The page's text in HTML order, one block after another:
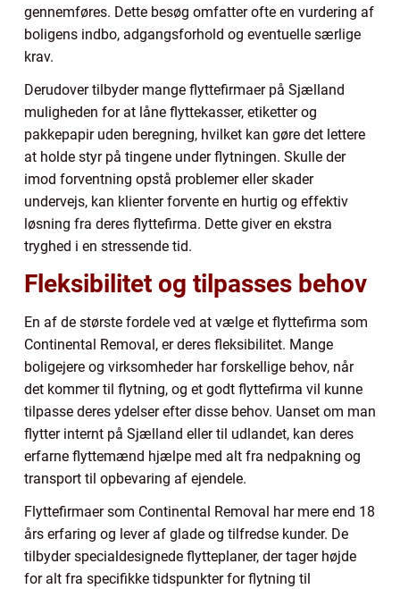
gennemføres. Dette besøg omfatter ofte en vurdering af
boligens indbo, adgangsforhold og eventuelle særlige
krav.
Derudover tilbyder mange flyttefirmaer på Sjælland
muligheden for at låne flyttekasser, etiketter og
pakkepapir uden beregning, hvilket kan gøre det lettere
at holde styr på tingene under flytningen. Skulle der
imod forventning opstå problemer eller skader
undervejs, kan klienter forvente en hurtig og effektiv
løsning fra deres flyttefirma. Dette giver en ekstra
tryghed i en stressende tid.
Fleksibilitet og tilpasses behov
En af de største fordele ved at vælge et flyttefirma som
Continental Removal, er deres fleksibilitet. Mange
boligejere og virksomheder har forskellige behov, når
det kommer til flytning, og et godt flyttefirma vil kunne
tilpasse deres ydelser efter disse behov. Uanset om man
flytter internt på Sjælland eller til udlandet, kan deres
erfarne flyttemænd hjælpe med alt fra nedpakning og
transport til opbevaring af ejendele.
Flyttefirmaer som Continental Removal har mere end 18
års erfaring og lever af glade og tilfredse kunder. De
tilbyder specialdesignede flytteplaner, der tager højde
for alt fra specifikke tidspunkter for flytning til